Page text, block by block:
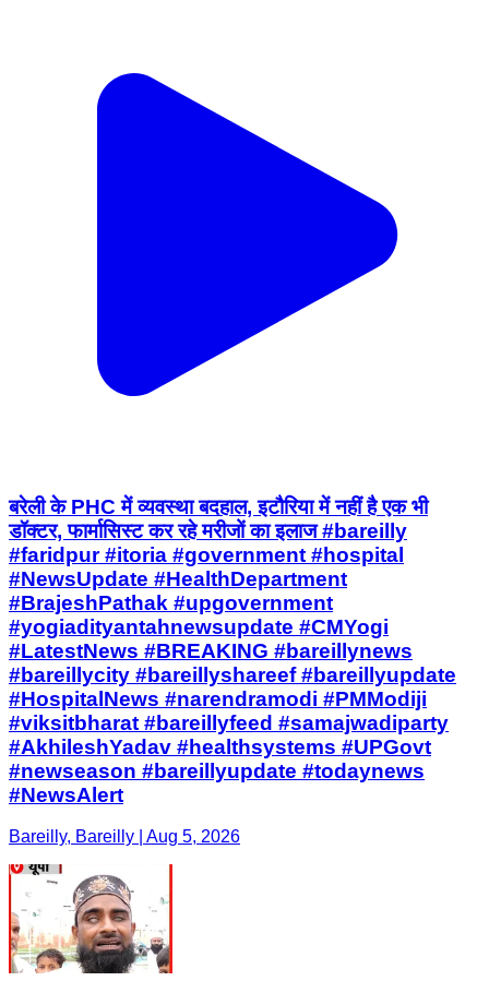
बरेली के PHC में व्यवस्था बदहाल, इटौरिया में नहीं है एक भी
डॉक्टर, फार्मासिस्ट कर रहे मरीजों का इलाज #bareilly
#faridpur #itoria #government #hospital
#NewsUpdate #HealthDepartment
#BrajeshPathak #upgovernment
#yogiadityantahnewsupdate #CMYogi
#LatestNews #BREAKING #bareillynews
#bareillycity #bareillyshareef #bareillyupdate
#HospitalNews #narendramodi #PMModiji
#viksitbharat #bareillyfeed #samajwadiparty
#AkhileshYadav #healthsystems #UPGovt
#newseason #bareillyupdate #todaynews
#NewsAlert
Bareilly, Bareilly | Aug 5, 2026